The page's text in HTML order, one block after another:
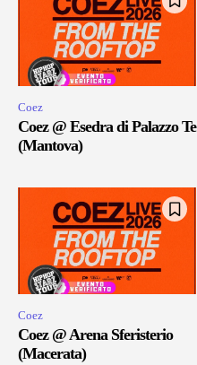
Coez
Coez @ Esedra di Palazzo Te
(Mantova)
Coez
Coez @ Arena Sferisterio
(Macerata)